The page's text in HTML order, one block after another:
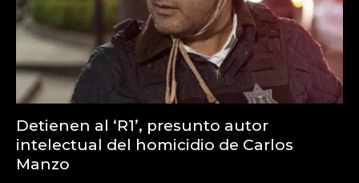
Detienen al ‘R1’, presunto autor
intelectual del homicidio de Carlos
Manzo